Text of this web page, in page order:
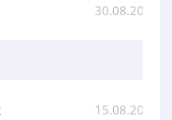
30.08.2024
15.08.2024